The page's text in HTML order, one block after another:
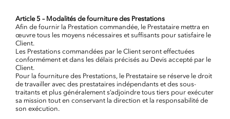
Article 5 – Modalités de fourniture des Prestations
Afin de fournir la Prestation commandée, le Prestataire mettra en
œuvre tous les moyens nécessaires et suffisants pour satisfaire le
Client.
Les Prestations commandées par le Client seront effectuées
conformément et dans les délais précisés au Devis accepté par le
Client.
Pour la fourniture des Prestations, le Prestataire se réserve le droit
de travailler avec des prestataires indépendants et des sous-
traitants et plus généralement s’adjoindre tous tiers pour exécuter
sa mission tout en conservant la direction et la responsabilité de
son exécution.